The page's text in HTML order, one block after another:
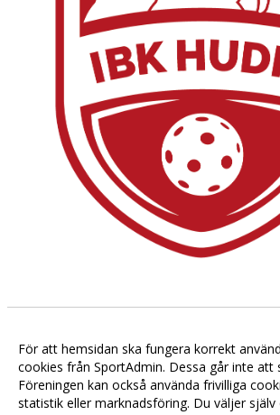
2023-05-01 08:00
För att hemsidan ska fungera korrekt
cookies från SportAdmin. Dessa går inte att
Föreningen kan också använda frivilliga
statistik eller marknadsföring. Du väljer själv